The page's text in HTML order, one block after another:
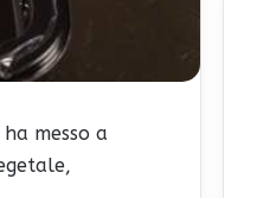
messo a